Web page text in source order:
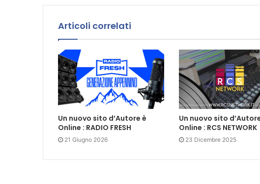
Articoli correlati
Un nuovo sito d’Autore è
Online : RADIO FRESH
21 Giugno 2026
Un nuovo sito
Online : RCS NETWORK
23 Dicembre 2025